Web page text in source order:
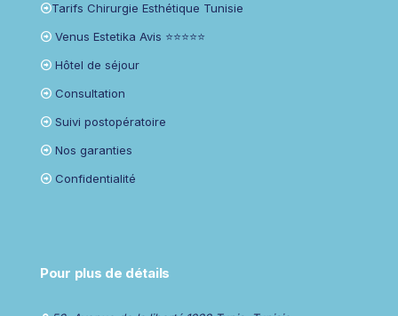
Tarifs Chirurgie Esthétique Tunisie
Venus Estetika Avis ⭐⭐⭐⭐⭐
Hôtel de séjour
Consultation
Suivi postopératoire
Nos garanties
Confidentialité
Pour plus de détails